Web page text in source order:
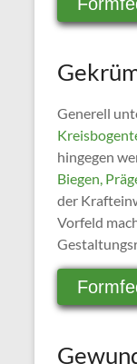
Generell
hingegen
Biegen,
der
Vorfeld